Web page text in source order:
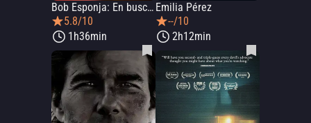
Bob Esponja: En busca de los pantalones cuadrados
5.8/10
1h36min
Emilia Pérez
--/10
2h12min